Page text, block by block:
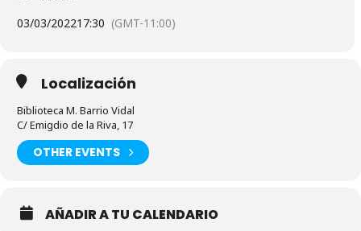
03/03/202217:30 (GMT-11:00)
Localización
Biblioteca M. Barrio Vidal
C/ Emigdio de la Riva, 17
OTHER EVENTS
AÑADIR A TU CALENDARIO